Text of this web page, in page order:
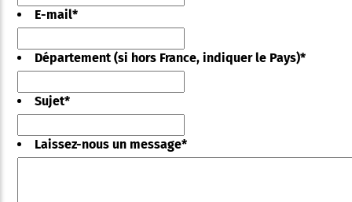
E-mail*
Département (si hors France, indiquer le Pays)*
Sujet*
Laissez-nous un message*